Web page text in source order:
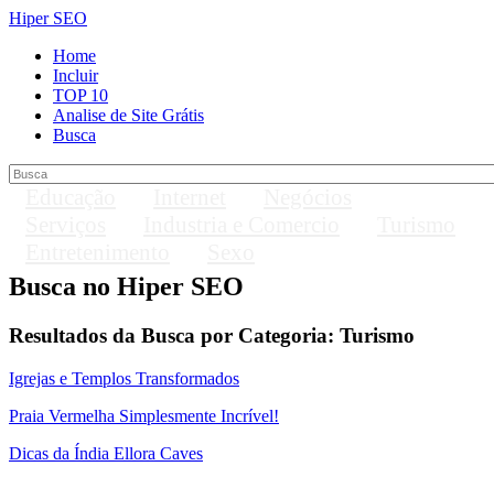
Hiper SEO
Home
Incluir
TOP 10
Analise de Site Grátis
Busca
Busca no Hiper SEO
Resultados da Busca por Categoria: Turismo
Igrejas e Templos Transformados
Praia Vermelha Simplesmente Incrível!
Dicas da Índia Ellora Caves